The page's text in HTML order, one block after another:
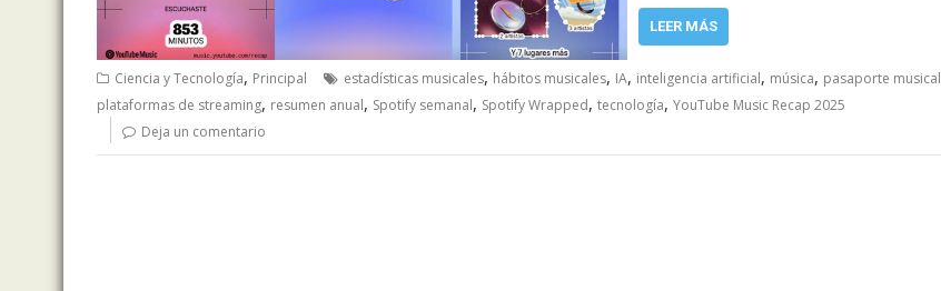
LEER MÁS
Ciencia y Tecnología, Principal estadísticas musicales, hábitos musicales, IA, inteligencia artificial, música, pasaporte musical
plataformas de streaming, resumen anual, Spotify semanal, Spotify Wrapped, tecnología, YouTube Music Recap 2025
Deja un comentario